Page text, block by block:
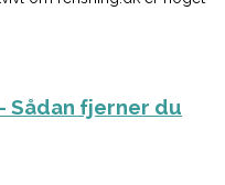
Sådan fjerner du